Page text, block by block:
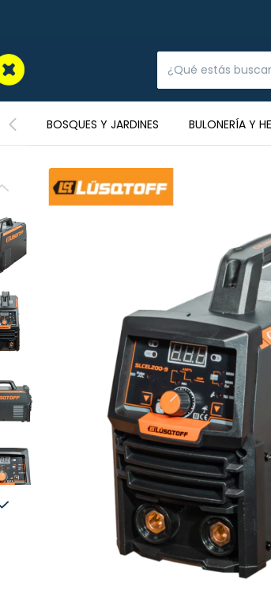
BOSQUES Y JARDINES BULONERÍA Y